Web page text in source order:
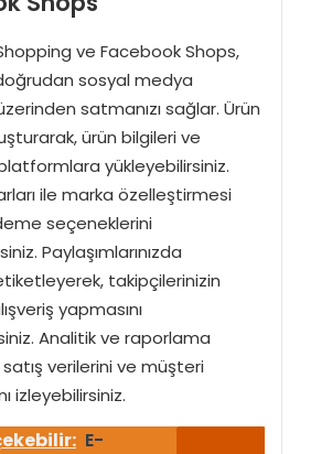
ve Facebook Shops,
sosyal medya
satmanızı sağlar. Ürün
ürün bilgileri ve
yükleyebilirsiniz.
ile marka özelleştirmesi
seçeneklerini
Paylaşımlarınızda
takipçilerinizin
yapmasını
Analitik ve raporlama
verilerini ve müşteri
izleyebilirsiniz.
E-